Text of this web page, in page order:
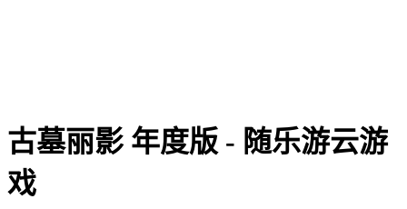
古墓丽影 年度版 - 随乐游云游
戏